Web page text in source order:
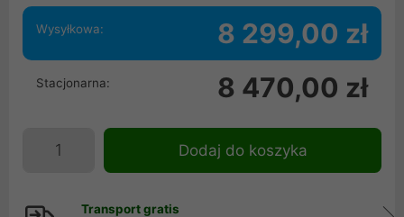
Wysyłkowa: 8 299,00 zł
Stacjonarna: 8 470,00 zł
Dodaj do koszyka
Transport gratis